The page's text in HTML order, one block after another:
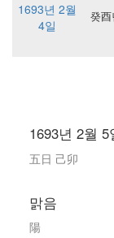
1693년 2월
4일
癸酉
1693년 2월 5
五日 己卯
맑음
陽